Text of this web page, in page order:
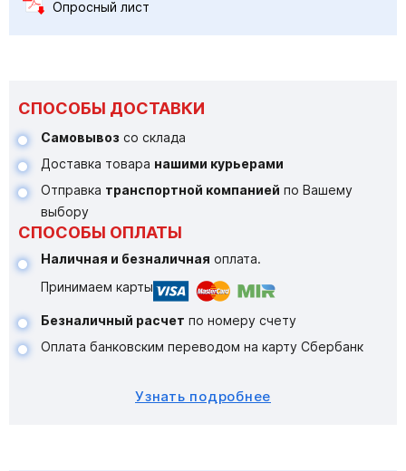
Опросный лист
СПОСОБЫ ДОСТАВКИ
Самовывоз со склада
Доставка товара нашими курьерами
Отправка транспортной компанией по Вашему
выбору
СПОСОБЫ ОПЛАТЫ
Наличная и безналичная оплата.
Принимаем карты
Безналичный расчет по номеру счету
Оплата банковским переводом на карту Сбербанк
Узнать подробнее